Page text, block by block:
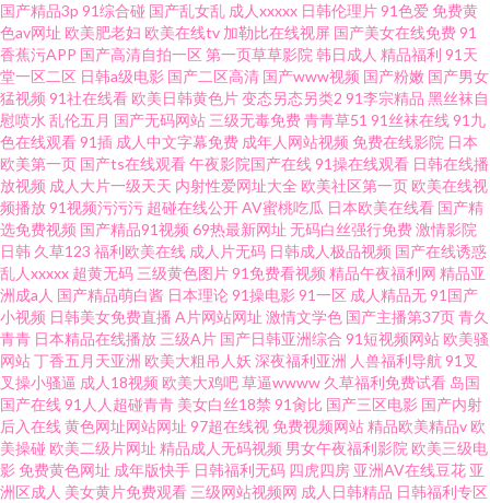
国产精品3p 91综合碰 国产乱女乱 成人xxxxx 日韩伦理片91色爱 免费黄
色av网址 欧美肥老妇 欧美在线tv 加勒比在线视屏 国产美女在线免费91
香蕉污APP 国产高清自拍一区 第一页草草影院 韩日成人 精品福利 91天
堂一区二区 日韩a级电影 国产二区高清 国产www视频 国产粉嫩 国产男女
猛视频 91社在线看 欧美日韩黄色片变态另态另类2 91李宗精品 黑丝袜自
慰喷水 乱伦五月 国产无码网站 三级无毒免费青青草51 91丝袜在线91九
色在线观看91插 成人中文字幕免费 成年人网站视频 免费在线影院 日本
欧美第一页 国产ts在线观看午夜影院国产在线91操在线观看 日韩在线播
放视频 成人大片一级天天 内射性爱网址大全 欧美社区第一页 欧美在线视
频播放91视频污污污 超碰在线公开AV蜜桃吃瓜 日本欧美在线看 国产精
选免费视频 国产精品91视频 69热最新网址 无码白丝强行免费激情影院
日韩 久草123 福利欧美在线 成人片无码 日韩成人极品视频 国产在线诱惑
乱人xxxxx 超黄无码 三级黄色图片91免费看视频 精品午夜福利网 精品亚
洲成a人 国产精品萌白酱 日本理论91操电影 91一区 成人精品无91国产
小视频 日韩美女免费直播 A片网站网址 激情文学色 国产主播第37页青久
青青 日本精品在线播放 三级A片 国产日韩亚洲综合 91短视频网站 欧美骚
网站丁香五月天亚洲 欧美大粗吊人妖 深夜福利亚洲 人兽福利导航 91叉
叉操小骚逼 成人18视频 欧美大鸡吧草逼wwww 久草福利免费试看 岛国
国产在线91人人超碰青青 美女白丝18禁 91肏比 国产三区电影 国产内射
后入在线黄色网址网站网址 97超在线视 免费视频网站精品欧美精品v 欧
美操碰 欧美二级片网址 精品成人无码视频 男女午夜福利影院 欧美三级电
影 免费黄色网址 成年版快手 日韩福利无码 四虎四房 亚洲AV在线豆花 亚
洲区成人 美女黄片免费观看 三级网站视频网 成人日韩精品 日韩福利专区